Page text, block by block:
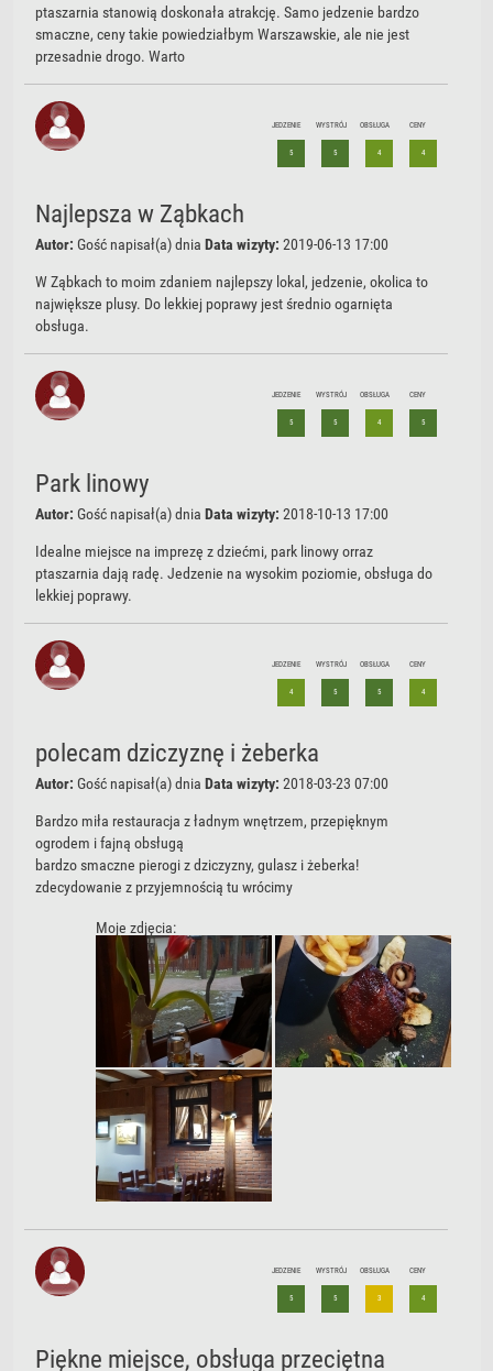
ptaszarnia stanowią doskonała atrakcję. Samo jedzenie bardzo
smaczne, ceny takie powiedziałbym Warszawskie, ale nie jest
przesadnie drogo. Warto
JEDZENIE
5
WYSTRÓJ
5
OBSŁUGA
4
CENY
4
Najlepsza w Ząbkach
Autor: Gość napisał(a) dniaData wizyty:2019-06-13 17:00
W Ząbkach to moim zdaniem najlepszy lokal, jedzenie, okolica to
największe plusy. Do lekkiej poprawy jest średnio ogarnięta
obsługa.
JEDZENIE
5
WYSTRÓJ
5
OBSŁUGA
4
CENY
5
Park linowy
Autor: Gość napisał(a) dniaData wizyty:2018-10-13 17:00
Idealne miejsce na imprezę z dziećmi, park linowy orraz
ptaszarnia dają radę. Jedzenie na wysokim poziomie, obsługa do
lekkiej poprawy.
JEDZENIE
4
WYSTRÓJ
5
OBSŁUGA
5
CENY
4
polecam dziczyznę i żeberka
Autor: Gość napisał(a) dniaData wizyty:2018-03-23 07:00
Bardzo miła restauracja z ładnym wnętrzem, przepięknym
ogrodem i fajną obsługą
bardzo smaczne pierogi z dziczyzny, gulasz i żeberka!
zdecydowanie z przyjemnością tu wrócimy
Moje zdjęcia:
JEDZENIE
5
WYSTRÓJ
5
OBSŁUGA
3
CENY
4
Piękne miejsce, obsługa przeciętna